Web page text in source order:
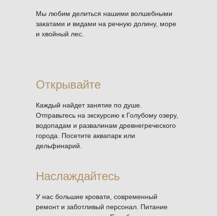
Мы любим делиться нашими волшебными
закатами и видами на речную долину, море
и хвойный лес.
Каждый найдет занятие по душе.
Отправьтесь на экскурсию к Голубому озеру,
водопадам и развалинам древнегреческого
города. Посетите аквапарк или
дельфинарий.
У нас большие кровати, современный
ремонт и заботливый персонал. Питание
Открывайте
Наслаждайтесь